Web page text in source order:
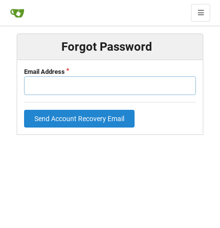
Forgot Password
Email Address
Send Account Recovery Email